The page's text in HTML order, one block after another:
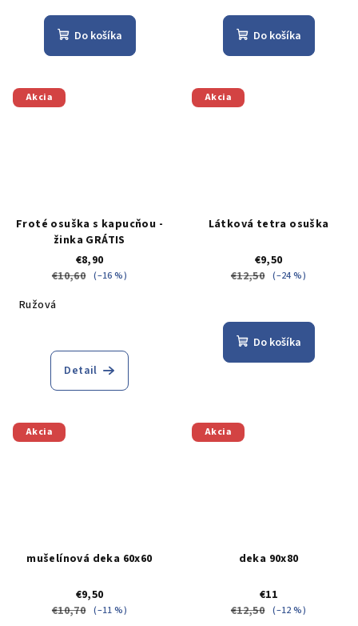
Do košíka Do košíka
Akcia
Froté osuška s kapucňou -
žinka GRÁTIS
€8,90
€10,60 (–16 %)
Ružová
Detail
Akcia
Látková tetra osuška
€9,50
€12,50 (–24 %)
Do košíka
Akcia
mušelínová deka 60x60
€9,50
€10,70 (–11 %)
Akcia
deka 90x80
€11
€12,50 (–12 %)